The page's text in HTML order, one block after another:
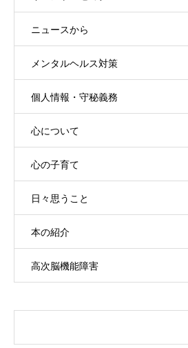
ニュースから
メンタルヘルス対策
個人情報・守秘義務
心について
心の子育て
日々思うこと
本の紹介
高次脳機能障害